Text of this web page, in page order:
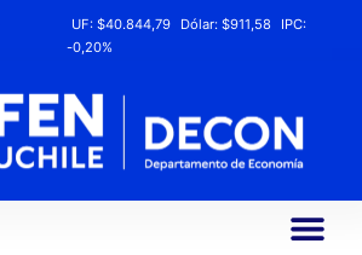
UF:$40.844,79 Dólar:$911,58
IPC:
-0,20%